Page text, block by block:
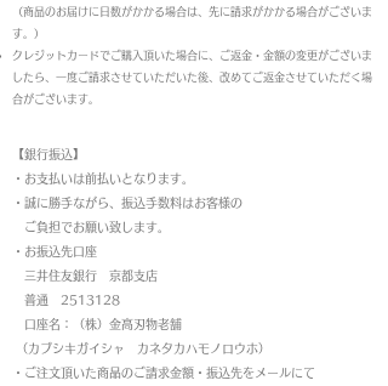
（商品のお届けに日数がかかる場合は、先に請求がかかる場合がございま
す。）
クレジットカードでご購入頂いた場合に、ご返金・金額の変更がございま
したら、一度ご請求させていただいた後、改めてご返金させていただく場
合がございます。
【銀行振込】
・お支払いは前払いとなります。
・ 誠に勝手ながら、振込手数料はお客様の
ご負担でお願い致します。
・お振込先口座
三井住友銀行 京都支店
普通 2513128
口座名：（株）金高刃物老舗
（カブシキガイシャ カネタカハモノロウホ）
・ご注文頂いた商品のご請求金額・振込先をメールにて